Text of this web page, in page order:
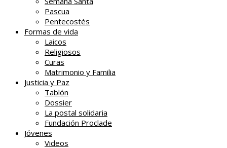
Pascua
Pentecostés
Formas de vida
Laicos
Religiosos
Curas
Matrimonio y Familia
Justicia y Paz
Tablón
Dossier
La postal solidaria
Fundación Proclade
Jóvenes
Videos